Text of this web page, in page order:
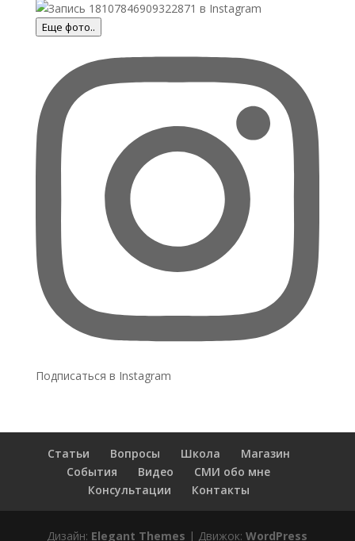
Еще фото..
Подписаться в Instagram
Статьи Вопросы Школа
Магазин
События
Видео
СМИ обо мне
Консультации
Контакты
Дизайн: Elegant Themes | Движок:WordPress